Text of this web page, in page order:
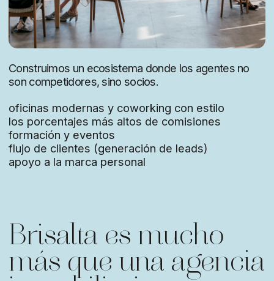
© 2025. Brisalta
Redes sociales
Creado con 🤍 por la agencia monalab.